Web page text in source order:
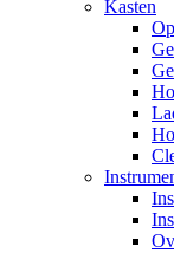
Kasten